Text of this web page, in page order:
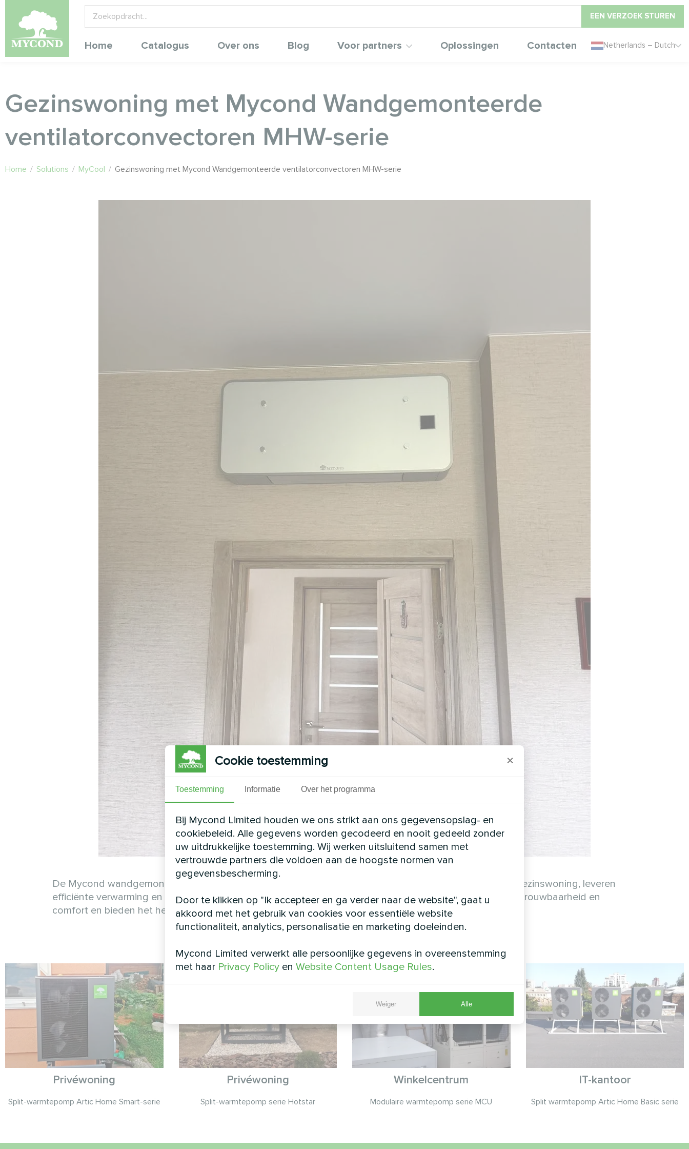
EEN VERZOEK STUREN
Home Catalogus Over ons Blog Voor partners Oplossingen Contacten Netherlands – Dutch
Gezinswoning met Mycond Wandgemonteerde
ventilatorconvectoren MHW-serie
Home / Solutions / MyCool / Gezinswoning met Mycond Wandgemonteerde ventilatorconvectoren MHW-serie
De Mycond wandgemonteerde ventilatorconvectoren uit de MHW-serie, geïnstalleerd in een moderne gezinswoning, leveren
efficiënte verwarming en koeling met behoud van een stijlvol interieur. Deze units zijn ontworpen voor betrouwbaarheid en
comfort en bieden het hele jaar door klimaatbeheersing met een stille werking en energiebesparing.
Privéwoning
Split-warmtepomp Artic Home Smart-serie
Privéwoning
Split-warmtepomp serie Hotstar
Winkelcentrum
Modulaire warmtepomp serie MCU
IT-kantoor
Split warmtepomp Artic Home Basic serie
Cookie toestemming ×
Toestemming Informatie Over het programma
Bij Mycond Limited houden we ons strikt aan ons gegevensopslag- en
cookiebeleid. Alle gegevens worden gecodeerd en nooit gedeeld zonder
uw uitdrukkelijke toestemming. Wij werken uitsluitend samen met
vertrouwde partners die voldoen aan de hoogste normen van
gegevensbescherming.
Door te klikken op "Ik accepteer en ga verder naar de website", gaat u
akkoord met het gebruik van cookies voor essentiële website
functionaliteit, analytics, personalisatie en marketing doeleinden.
Mycond Limited verwerkt alle persoonlijke gegevens in overeenstemming
met haar Privacy Policy en Website Content Usage Rules.
Weiger Alle